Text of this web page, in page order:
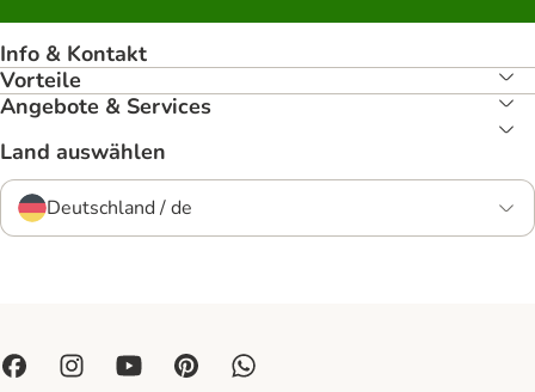
Info & Kontakt
Vorteile
Angebote & Services
Land auswählen
Deutschland / de